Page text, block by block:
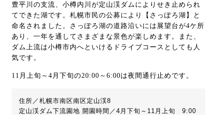
豊平川の支流、小樽内川が定山渓ダムによりせき止められ
てできた湖です。札幌市民の公募により【さっぽろ湖】と
命名されました。さっぽろ湖の道路沿いには展望台が4ケ所
あり、一年を通してさまざまな景色が楽しめます。また、
ダム上流は小樽市内へといけるドライブコースとしても人
気です。
11月上旬～4月下旬の20:00～6:00は夜間通行止めです。
住所／札幌市南区南区定山渓8
定山渓ダム下流園地 開園時間／4月下旬～11月上旬 9:00